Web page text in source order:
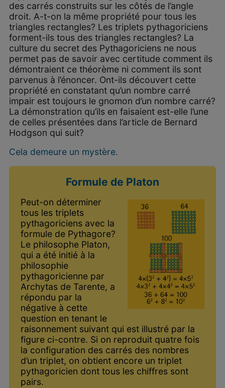
des carrés construits sur les côtés de l’angle
droit. A-t-on la même propriété pour tous les
triangles rectangles? Les triplets pythagoriciens
forment-ils tous des triangles rectangles? La
culture du secret des Pythagoriciens ne nous
permet pas de savoir avec certitude comment ils
démontraient ce théorème ni comment ils sont
parvenus à l’énoncer. Ont-ils découvert cette
propriété en constatant qu’un nombre carré
impair est toujours le gnomon d’un nombre carré?
La démonstration qu’ils en faisaient est-elle l’une
de celles présentées dans l’article de Bernard
Hodgson qui suit?
Cela demeure un mystère.
Formule de Platon
Peut-on déterminer
tous les triplets
pythagoriciens avec la
formule de Pythagore?
Le philosophe Platon,
qui a été initié à la
philosophie
pythagoricienne par
Archytas de Tarente, a
répondu par la
négative à cette
question en tenant le
raisonnement suivant qui est illustré par la
figure ci-contre. Si on reproduit quatre fois
la configuration des carrés des nombres
d’un triplet, on obtient encore un triplet
pythagoricien dont tous les chiffres sont
pairs.